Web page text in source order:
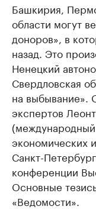
Башкирия,
области могут
доноров», в
назад. Это
Ненецкий
Свердловская
на выбывание».
экспертов
экономических
Санкт-
конференции
Основные
«Ведомости».